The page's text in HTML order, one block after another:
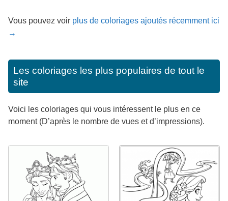
Vous pouvez voir plus de coloriages ajoutés récemment ici
→
Les coloriages les plus populaires de tout le
site
Voici les coloriages qui vous intéressent le plus en ce
moment (D’après le nombre de vues et d’impressions).